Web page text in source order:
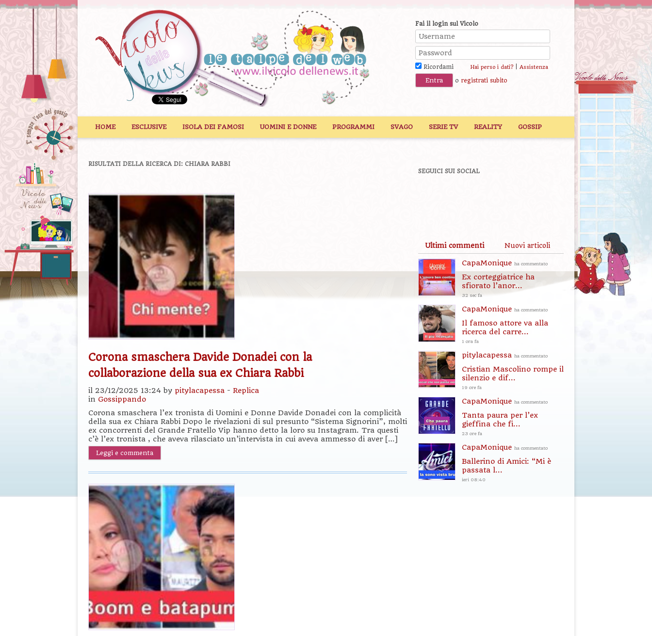
Fai il login sul Vicolo
Ricordami Hai perso i dati?| Assistenza
o registrati subito
HOME ESCLUSIVE ISOLA DEI FAMOSI UOMINI E DONNE PROGRAMMI SVAGO SERIE TV REALITY GOSSIP
RISULTATI DELLA RICERCA DI: CHIARA RABBI
Corona smaschera Davide Donadei con la
collaborazione della sua ex Chiara Rabbi
il 23/12/2025 13:24 by pitylacapessa - Replica
in Gossippando
Corona smaschera l’ex tronista di Uomini e Donne Davide Donadei con la complicità
della sua ex Chiara Rabbi Dopo le rivelazioni di sul presunto “Sistema Signorini”, molti
ex concorrenti del Grande Fratello Vip hanno detto la loro su Instagram. Tra questi
c’è l’ex tronista , che aveva rilasciato un’intervista in cui aveva ammesso di aver […]
Leggi e commenta
SEGUICI SUI SOCIAL
Ultimi commenti Nuovi articoli
CapaMonique ha commentato
Ex corteggiatrice ha
sfiorato l’anor...
32 sec fa
CapaMonique ha commentato
Il famoso attore va alla
ricerca del carre...
1 ora fa
pitylacapessa ha commentato
Cristian Mascolino rompe il
silenzio e dif...
19 ore fa
CapaMonique ha commentato
Tanta paura per l’ex
gieffina che fi...
23 ore fa
CapaMonique ha commentato
Ballerino di Amici: “Mi è
passata l...
ieri 08:40